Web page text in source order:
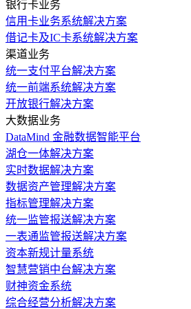
银行卡业务
信用卡业务系统解决方案
借记卡及IC卡系统解决方案
渠道业务
统一支付平台解决方案
统一前端系统解决方案
开放银行解决方案
大数据业务
DataMind 金融数据智能平台
湖仓一体解决方案
实时数据解决方案
数据资产管理解决方案
指标管理解决方案
统一监管报送解决方案
一表通监管报送解决方案
资本新规计量系统
智慧营销中台解决方案
财神资金系统
综合经营分析解决方案